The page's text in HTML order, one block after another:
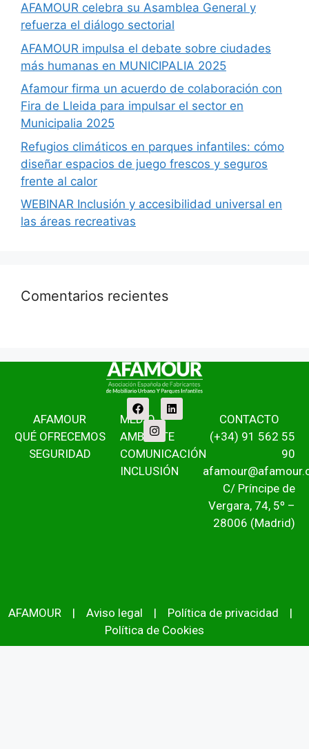
AFAMOUR celebra su Asamblea General y
refuerza el diálogo sectorial
AFAMOUR impulsa el debate sobre ciudades
más humanas en MUNICIPALIA 2025
Afamour firma un acuerdo de colaboración con
Fira de Lleida para impulsar el sector en
Municipalia 2025
Refugios climáticos en parques infantiles: cómo
diseñar espacios de juego frescos y seguros
frente al calor
WEBINAR Inclusión y accesibilidad universal en
las áreas recreativas
Comentarios recientes
AFAMOUR
QUÉ OFRECEMOS
SEGURIDAD
MEDIO
AMBIENTE
COMUNICACIÓN
INCLUSIÓN
CONTACTO
(+34) 91 562 55
90
C/ Príncipe de
Vergara, 74, 5º –
28006 (Madrid)
AFAMOUR | Aviso legal | Política de privacidad |
Política de Cookies